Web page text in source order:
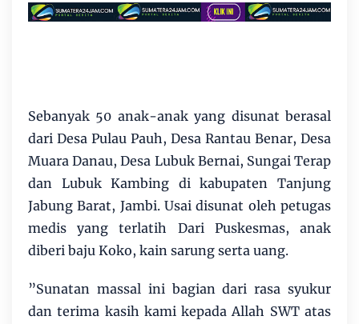
Sebanyak 50 anak-anak yang disunat berasal
dari Desa Pulau Pauh, Desa Rantau Benar, Desa
Muara Danau, Desa Lubuk Bernai, Sungai Terap
dan Lubuk Kambing di kabupaten Tanjung
Jabung Barat, Jambi. Usai disunat oleh petugas
medis yang terlatih Dari Puskesmas, anak
diberi baju Koko, kain sarung serta uang.
”Sunatan massal ini bagian dari rasa syukur
dan terima kasih kami kepada Allah SWT atas